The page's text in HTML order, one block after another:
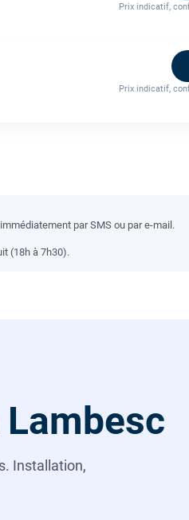
Prix indicatif,
Prix indicatif,
par SMS ou par e-mail.
(18h à 7h30).
Installation,